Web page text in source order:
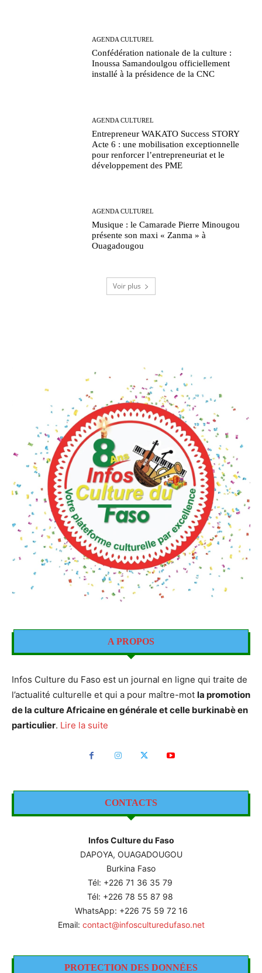
AGENDA CULTUREL
Confédération nationale de la culture :
Inoussa Samandoulgou officiellement
installé à la présidence de la CNC
AGENDA CULTUREL
Entrepreneur WAKATO Success STORY
Acte 6 : une mobilisation exceptionnelle
pour renforcer l’entrepreneuriat et le
développement des PME
AGENDA CULTUREL
Musique : le Camarade Pierre Minougou
présente son maxi « Zanma » à
Ouagadougou
Voir plus
A PROPOS
Infos Culture du Faso est un journal en ligne qui traite de
l’actualité culturelle et qui a pour maître-mot la promotion
de la culture Africaine en générale et celle burkinabè en
particulier. Lire la suite
CONTACTS
Infos Culture du Faso
DAPOYA, OUAGADOUGOU
Burkina Faso
Tél: +226 71 36 35 79
Tél: +226 78 55 87 98
WhatsApp: +226 75 59 72 16
Email: contact@infosculturedufaso.net
PROTECTION DES DONNÉES